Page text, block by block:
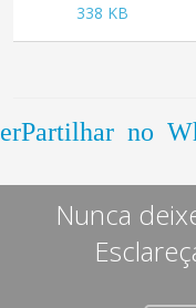
338 KB
Partilhar no
Nunca